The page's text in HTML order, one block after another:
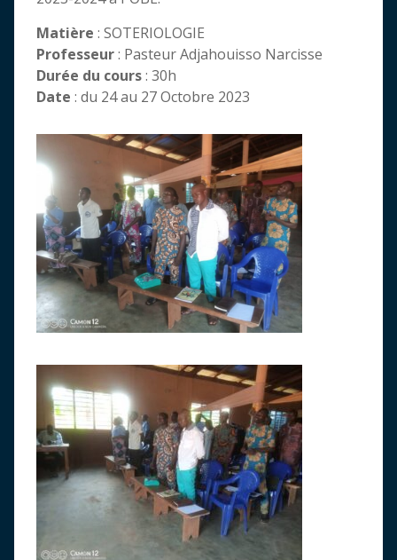
Matière : SOTERIOLOGIE
Professeur: Pasteur Adjahouisso Narcisse
Durée du cours: 30h
Date : du 24 au 27 Octobre 2023